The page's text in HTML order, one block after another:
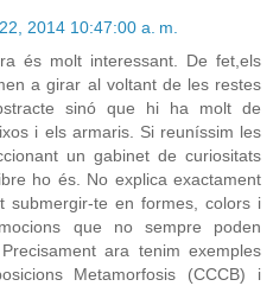
2014 10:47:00 a. m.
és molt interessant. De fet,els
a girar al voltant de les restes
sinó que hi ha molt de
i els armaris. Si reuníssim les
un gabinet de curiositats
ho és. No explica exactament
submergir-te en formes, colors i
que no sempre poden
ara tenim exemples
Metamorfosis (CCCB) i